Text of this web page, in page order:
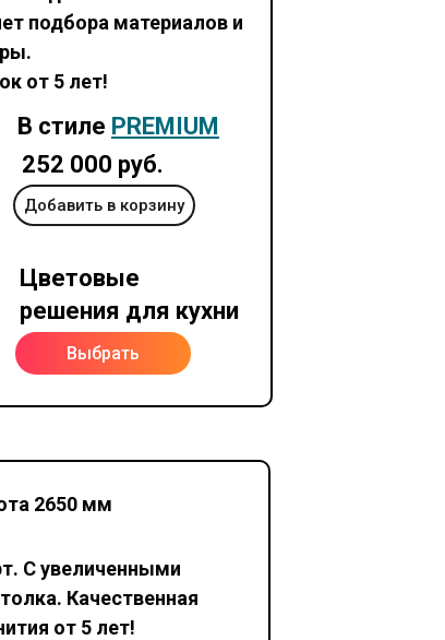
Цветовые
решения для кухни
Выбрать
подбора материалов и
от 5 лет!
В стиле PREMIUM
Добавить в корзину
252 000 руб.
2650 мм
С увеличенными
Качественная
от 5 лет!